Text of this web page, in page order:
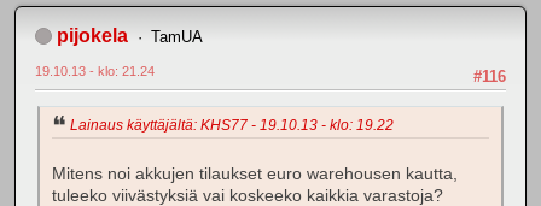
pijokela TamUA
#116
19.10.13 - klo: 21.24
Lainaus käyttäjältä: KHS77 - 19.10.13 - klo: 19.22
Mitens noi akkujen tilaukset euro warehousen kautta,
tuleeko viivästyksiä vai koskeeko kaikkia varastoja?